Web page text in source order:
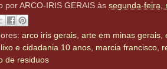
porARCO-IRIS GERAIS às segunda-feira,
arco iris gerais, arte em minas gerais,
e cidadania 10 anos, marcia francisco,
de residuos